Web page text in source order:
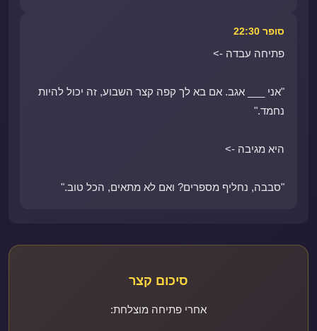
סופר 22:30
פתיחה עבדה ->
"אני ___ אגב. אם בא לך קפה קצר השבוע, זה יכול להיות
נחמד."
היא מגיבה ->
"סבבה, נחליף מספרים? ואם לא מתאים, הכל טוב."
סיכום קצר
אחרי פתיחה מוצלחת: